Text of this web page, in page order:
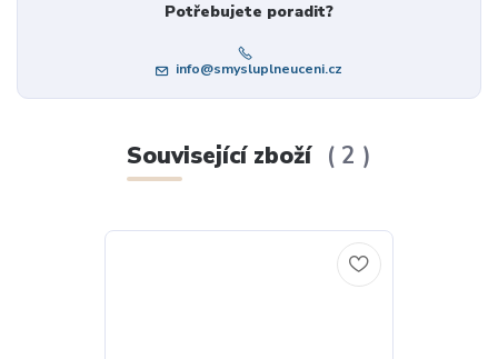
Potřebujete poradit?
info@smysluplneuceni.cz
Související zboží 2